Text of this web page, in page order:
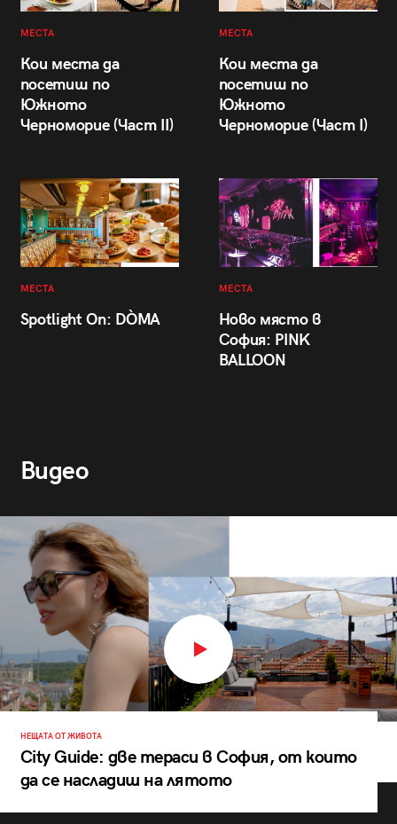
МЕСТА
Кои места да
посетиш по
Южното
Черноморие (Част II)
МЕСТА
Кои места да
посетиш по
Южното
Черноморие (Част I)
МЕСТА
Spotlight On: DÒMA
МЕСТА
Ново място в
София: PINK
BALLOON
Видео
НЕЩАТА ОТ ЖИВОТА
City Guide: две тераси в София, от които
да се насладиш на лятото